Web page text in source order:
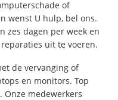
of
wenst U hulp, bel ons.
zes dagen per week en
uit te voeren.
de vervanging of
en monitors. Top
Onze medewerkers